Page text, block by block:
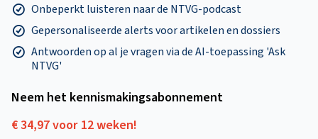
Onbeperkt luisteren naar de NTVG-podcast
Gepersonaliseerde alerts voor artikelen en dossiers
Antwoorden op al je vragen via de AI-toepassing 'Ask
NTVG'
Neem het kennismakings­abonnement
€ 34,97 voor 12 weken!